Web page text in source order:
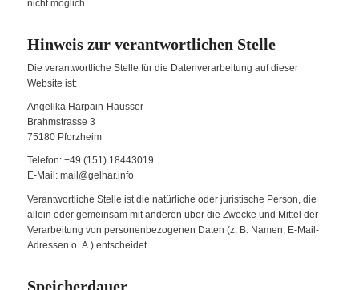
nicht möglich.
Hinweis zur verantwortlichen Stelle
Die verantwortliche Stelle für die Datenverarbeitung auf dieser
Website ist:
Angelika Harpain-Hausser
Brahmstrasse 3
75180 Pforzheim
Telefon: +49 (151) 18443019
E-Mail: mail@gelhar.info
Verantwortliche Stelle ist die natürliche oder juristische Person, die
allein oder gemeinsam mit anderen über die Zwecke und Mittel der
Verarbeitung von personenbezogenen Daten (z. B. Namen, E-Mail-
Adressen o. Ä.) entscheidet.
Speicherdauer